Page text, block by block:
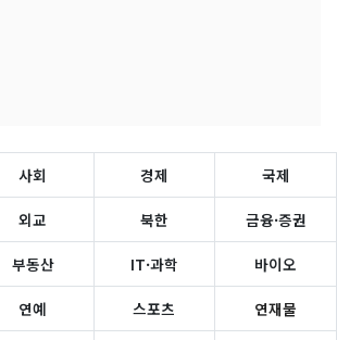
사회 경제 국제
외교 북한 금융·증권
부동산 IT·과학 바이오
연예 스포츠 연재물